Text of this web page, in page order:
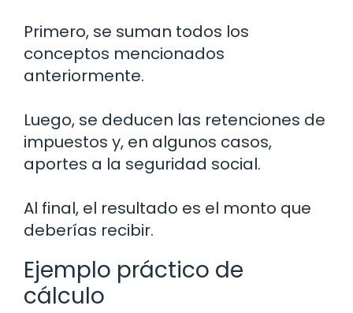
Primero, se suman todos los
conceptos mencionados
anteriormente.
Luego, se deducen las retenciones de
impuestos y, en algunos casos,
aportes a la seguridad social.
Al final, el resultado es el monto que
deberías recibir.
Ejemplo práctico de
cálculo